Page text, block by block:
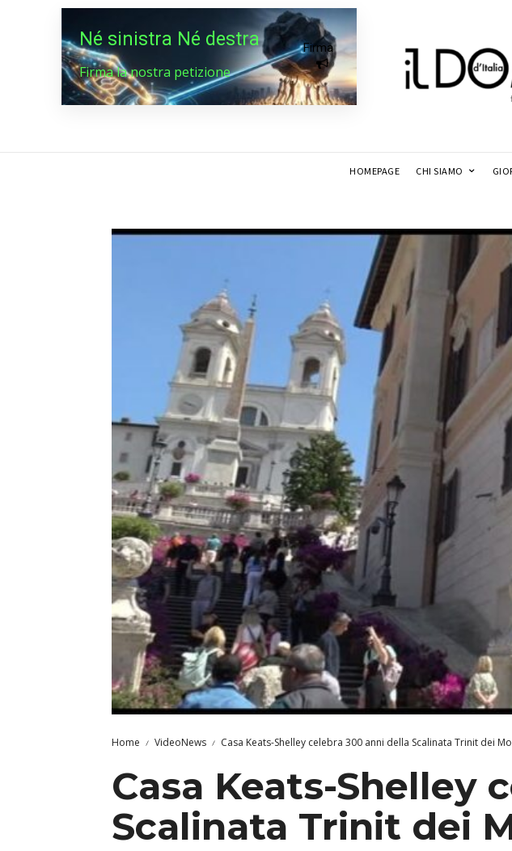
Né sinistra Né destra
Firma la nostra petizione
Firma
HOMEPAGE CHI SIAMO
Home VideoNews Casa Keats-Shelley celebra 300 anni della Scalinata Trinit dei
Casa Keats-Shelley
Scalinata Trinit dei